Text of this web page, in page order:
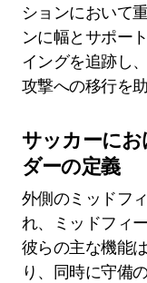
ションにおいて
ンに幅とサポー
イングを追跡し
攻撃への移行を
サッカーに
ダーの定義
外側のミッドフ
れ、ミッドフィ
彼らの主な機能
り、同時に守備